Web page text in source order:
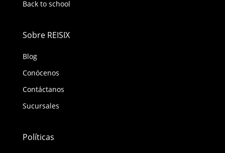
Back to school
Sobre REISIX
Blog
Conócenos
Contáctanos
Sucursales
Políticas